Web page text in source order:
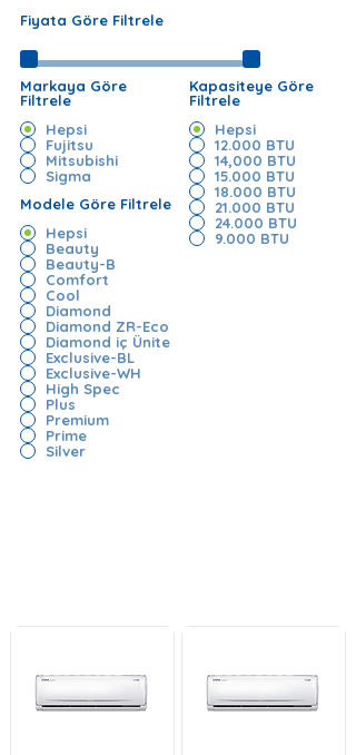
Fiyata Göre Filtrele
Markaya Göre
Filtrele
Hepsi
Fujitsu
Mitsubishi
Sigma
Modele Göre Filtrele
Hepsi
Beauty
Beauty-B
Comfort
Cool
Diamond
Diamond ZR-Eco
Diamond iç Ünite
Exclusive-BL
Exclusive-WH
High Spec
Plus
Premium
Prime
Silver
Kapasiteye Göre
Filtrele
Hepsi
12.000 BTU
14,000 BTU
15.000 BTU
18.000 BTU
21.000 BTU
24.000 BTU
9.000 BTU